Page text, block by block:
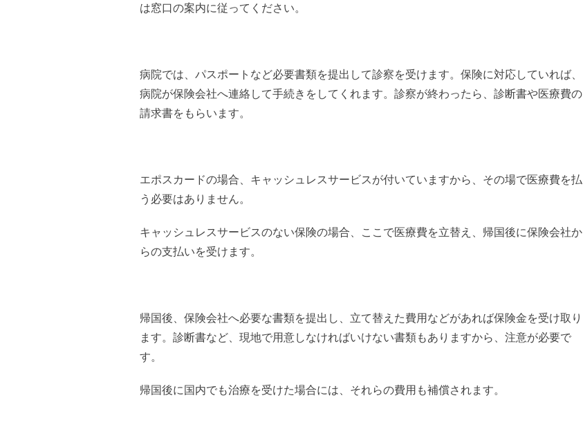
は窓口の案内に従ってください。
病院では、パスポートなど必要書類を提出して診察を受けます。保険に対応していれば、
病院が保険会社へ連絡して手続きをしてくれます。診察が終わったら、診断書や医療費の
請求書をもらいます。
エポスカードの場合、キャッシュレスサービスが付いていますから、その場で医療費を払
う必要はありません。
キャッシュレスサービスのない保険の場合、ここで医療費を立替え、帰国後に保険会社か
らの支払いを受けます。
帰国後、保険会社へ必要な書類を提出し、立て替えた費用などがあれば保険金を受け取り
ます。診断書など、現地で用意しなければいけない書類もありますから、注意が必要で
す。
帰国後に国内でも治療を受けた場合には、それらの費用も補償されます。